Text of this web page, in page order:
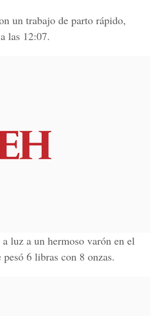
un trabajo de parto rápido,
las 12:07.
luz a un hermoso varón en el
6 libras con 8 onzas.